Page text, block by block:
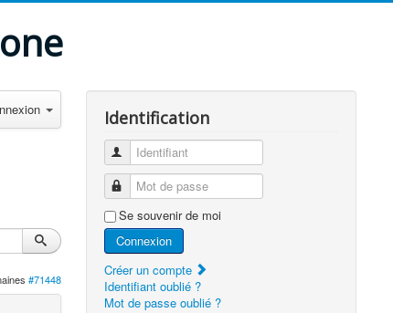
#71448
Identification
Identifiant
Mot de passe
Se souvenir de moi
Connexion
Créer un compte
Identifiant oublié ?
Mot de passe oublié ?